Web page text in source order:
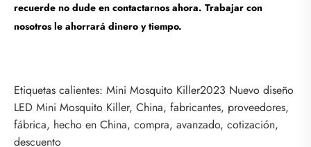
recuerde no dude en contactarnos ahora. Trabajar con
nosotros le ahorrará dinero y tiempo.
Etiquetas calientes: Mini Mosquito Killer2023 Nuevo diseño
LED Mini Mosquito Killer, China, fabricantes, proveedores,
fábrica, hecho en China, compra, avanzado, cotización,
descuento